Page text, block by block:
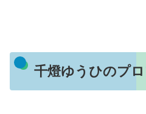
千燈ゆうひのプロ